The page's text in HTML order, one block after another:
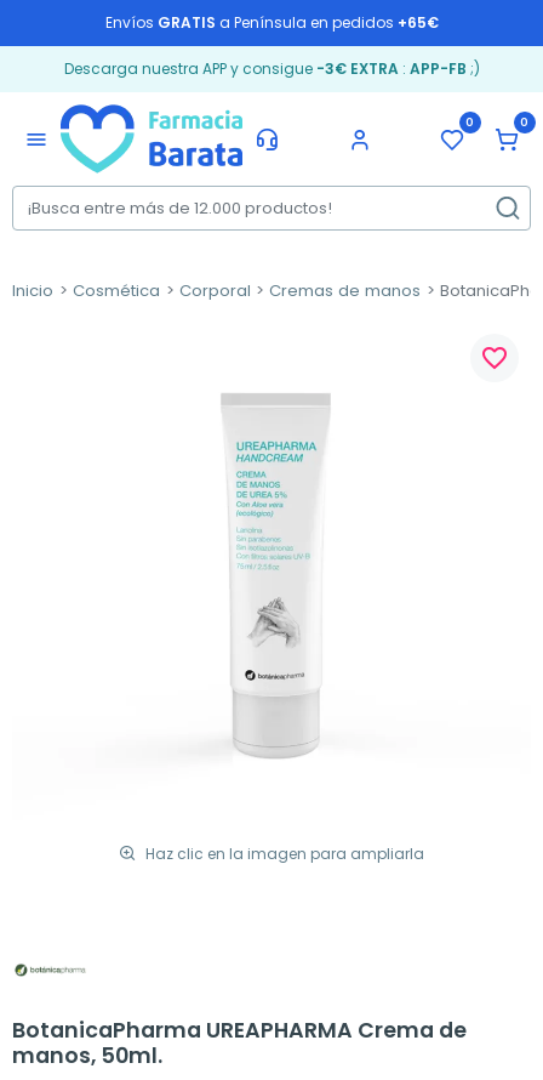
Envíos GRATIS a Península en pedidos +65€
Descarga nuestra APP y consigue -3€ EXTRA: APP-FB ;)
menu
0 0
Inicio Cosmética Corporal Cremas de manos
Haz clic en la imagen para ampliarla
favorite_border
BotanicaPharma UREAPHARMA Crema de
manos, 50ml.